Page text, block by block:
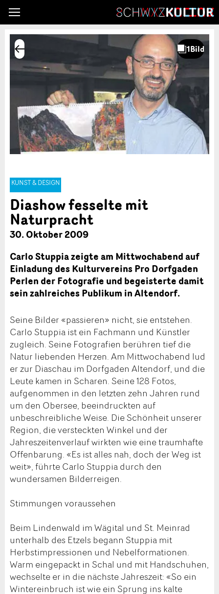
KUNST & DESIGN
Diashow fesselte mit
Naturpracht
30. Oktober 2009
Carlo Stuppia zeigte am Mittwochabend auf
Einladung des Kulturvereins Pro Dorfgaden
Perlen der Fotografie und begeisterte damit
sein zahlreiches Publikum in Altendorf.
Seine Bilder «passieren» nicht, sie entstehen.
Carlo Stuppia ist ein Fachmann und Künstler
zugleich. Seine Fotografien berühren tief die
Natur liebenden Herzen. Am Mittwochabend lud
er zur Diaschau im Dorfgaden Altendorf, und die
Leute kamen in Scharen. Seine 128 Fotos,
aufgenommen in den letzten zehn Jahren rund
um den Obersee, beeindruckten auf
unbeschreibliche Weise. Die Schönheit unserer
Region, die versteckten Winkel und der
Jahreszeitenverlauf wirkten wie eine traumhafte
Offenbarung. «Es ist alles nah, doch der Weg ist
weit», führte Carlo Stuppia durch den
wundersamen Bilderreigen.
Stimmungen voraussehen
Beim Lindenwald im Wägital und St. Meinrad
unterhalb des Etzels begann Stuppia mit
Herbstimpressionen und Nebelformationen.
Warm eingepackt in Schal und mit Handschuhen,
wechselte er in die nächste Jahreszeit: «So ein
Wintereinbruch ist wie ein Sprung ins kalte